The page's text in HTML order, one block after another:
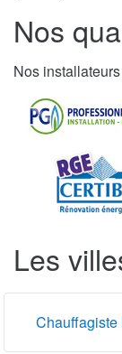
Nos
Nos
Les